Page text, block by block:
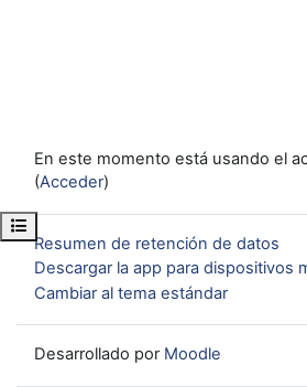
Abrir índice del curso
En este momento está usando el
(Acceder)
Resumen de retención de datos
Descargar la app para dispositivos
Cambiar al tema estándar
Desarrollado por Moodle